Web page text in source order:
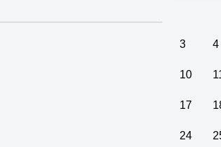
3 4
10
17
24